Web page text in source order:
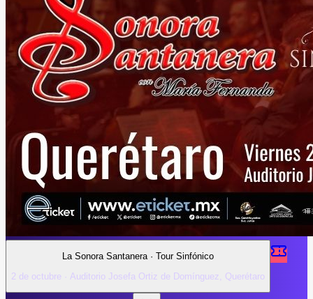
La Sonora Santanera · Tour Sinfónico
2 de octubre · Auditorio Josefa Ortiz de Domínguez, Querétaro